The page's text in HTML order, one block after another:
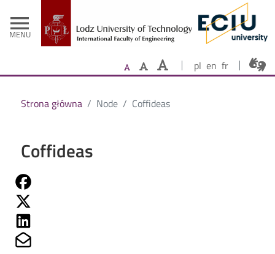
menu
MENU
- Home
pl en fr
Strona główna Node Coffideas
Coffideas